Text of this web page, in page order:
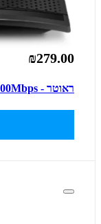
₪279.00
ראוטר - TP-Link TL-MR100 4G LTE 3000Mbps